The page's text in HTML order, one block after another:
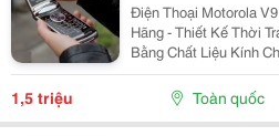
Điện Thoại Motorola
Hãng - Thiết Kế Thời
Bằng Chất Liệu Kính
Nguyên Khố Mạ Đồng,
Lượng Tốt; Ứng Dụng
1,5 triệu Toàn quốc